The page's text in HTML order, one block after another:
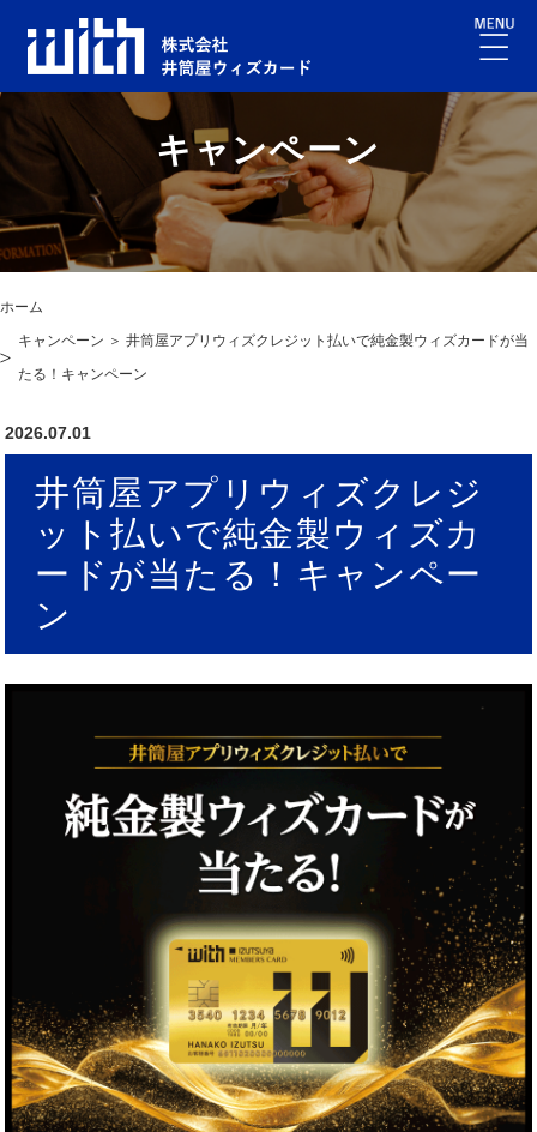
キャンペーン
ホーム
キャンペーン ＞ 井筒屋アプリウィズクレジット払いで純金製ウィズカードが当
たる！キャンペーン
2026.07.01
井筒屋アプリウィズクレジ
ット払いで純金製ウィズカ
ードが当たる！キャンペー
ン